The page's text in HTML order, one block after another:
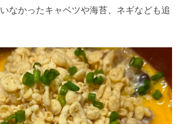
なかったキャベツや海苔、ネギなども追